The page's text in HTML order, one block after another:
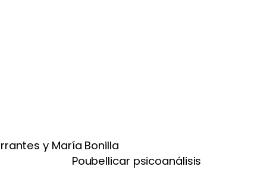
y María Bonilla
Poubellicar psicoanálisis